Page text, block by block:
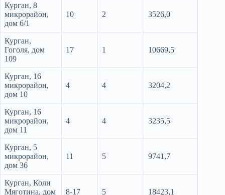
Курган, 8
микрорайон,
дом 6/1
10 2 3526,0
Курган,
Гоголя, дом
109
17 1 10669,5
Курган, 16
микрорайон,
дом 10
4 4 3204,2
Курган, 16
микрорайон,
дом 11
4 4 3235,5
Курган, 5
микрорайон,
дом 36
11 5 9741,7
Курган, Коли
Мяготина, дом
8-17 5 18423,1